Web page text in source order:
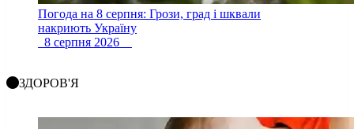
Погода на 8 серпня: Грози, град і шквали
накриють Україну
8 серпня 2026
ЗДОРОВ'Я